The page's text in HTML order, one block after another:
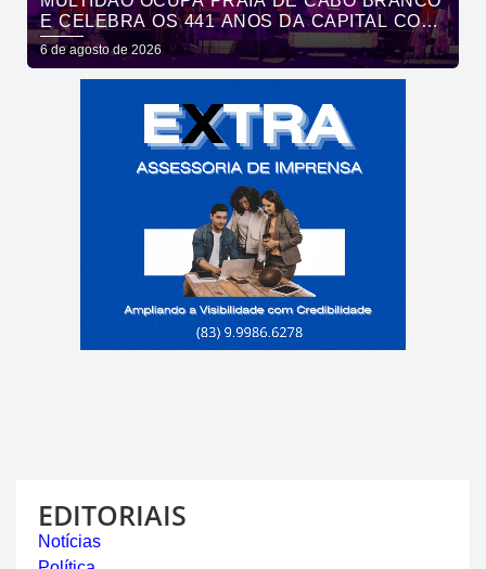
E CELEBRA OS 441 ANOS DA CAPITAL COM
SHOWS DE ROUPA NOVA E FÁBIO JR
6 de agosto de 2026
EDITORIAIS
Notícias